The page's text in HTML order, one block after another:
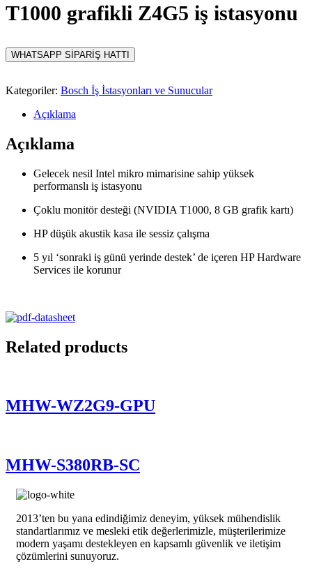
T1000 grafikli Z4G5 iş istasyonu
WHATSAPP SİPARİŞ HATTI
Kategoriler: Bosch İş İstasyonları ve Sunucular
Açıklama
Açıklama
Gelecek nesil Intel mikro mimarisine sahip yüksek
performanslı iş istasyonu
Çoklu monitör desteği (NVIDIA T1000, 8 GB grafik kartı)
HP düşük akustik kasa ile sessiz çalışma
5 yıl ‘sonraki iş günü yerinde destek’ de içeren HP Hardware
Services ile korunur
Related products
MHW-WZ2G9-GPU
MHW-S380RB-SC
2013’ten bu yana edindiğimiz deneyim, yüksek mühendislik
standartlarımız ve mesleki etik değerlerimizle, müşterilerimize
modern yaşamı destekleyen en kapsamlı güvenlik ve iletişim
çözümlerini sunuyoruz.